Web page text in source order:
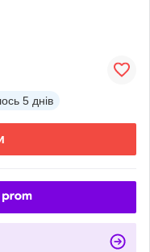
5 днів